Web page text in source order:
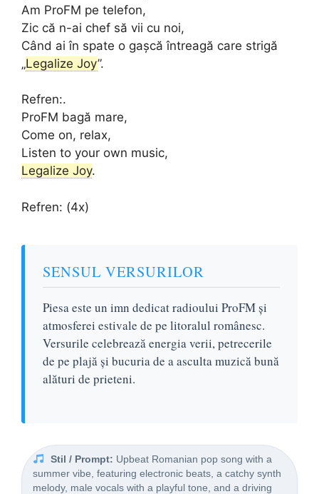
Am ProFM pe telefon,
Zic că n-ai chef să vii cu noi,
Când ai în spate o gașcă întreagă care strigă
„Legalize Joy”.
Refren:.
ProFM bagă mare,
Come on, relax,
Listen to your own music,
Legalize Joy.
Refren: (4x)
SENSUL VERSURILOR
Piesa este un imn dedicat radioului ProFM și
atmosferei estivale de pe litoralul românesc.
Versurile celebrează energia verii, petrecerile
de pe plajă și bucuria de a asculta muzică bună
alături de prieteni.
Stil / Prompt: Upbeat Romanian pop song with a
summer vibe, featuring electronic beats, a catchy synth
melody, male vocals with a playful tone, and a driving